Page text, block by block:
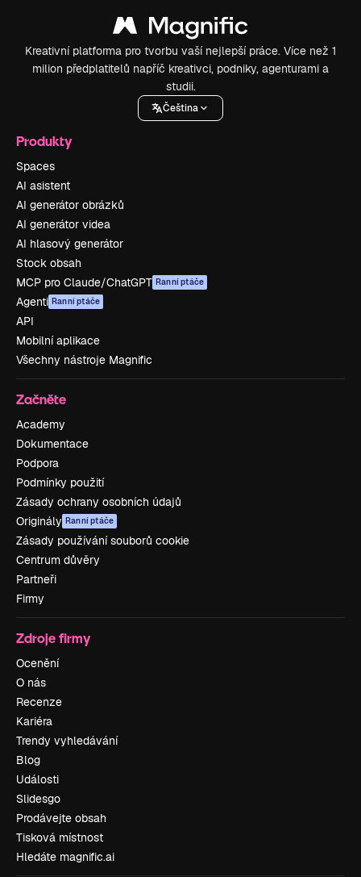
Kreativní platforma pro tvorbu vaší nejlepší práce. Více než 1
milion předplatitelů napříč kreativci, podniky, agenturami a
studii.
Čeština
Produkty
Spaces
AI asistent
AI generátor obrázků
AI generátor videa
AI hlasový generátor
Stock obsah
MCP pro Claude/ChatGPT Ranní ptáče
Agenti Ranní ptáče
API
Mobilní aplikace
Všechny nástroje Magnific
Začněte
Academy
Dokumentace
Podpora
Podmínky použití
Zásady ochrany osobních údajů
Originály Ranní ptáče
Zásady používání souborů cookie
Centrum důvěry
Partneři
Firmy
Zdroje firmy
Ocenění
O nás
Recenze
Kariéra
Trendy vyhledávání
Blog
Události
Slidesgo
Prodávejte obsah
Tisková místnost
Hledáte magnific.ai